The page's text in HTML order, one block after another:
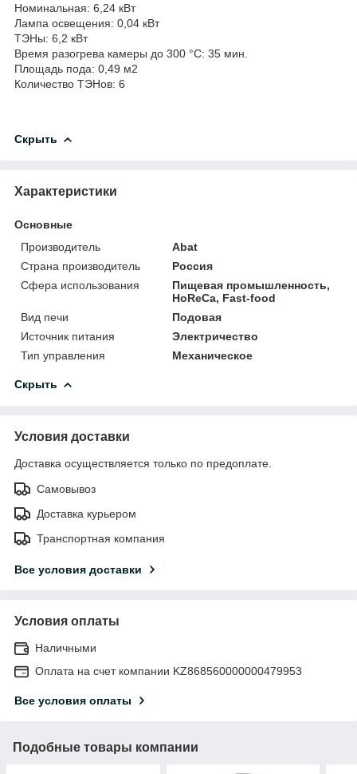
Номинальная: 6,24 кВт
Лампа освещения: 0,04 кВт
ТЭНы: 6,2 кВт
Время разогрева камеры до 300 °С: 35 мин.
Площадь пода: 0,49 м2
Количество ТЭНов: 6
Скрыть
Характеристики
Основные
Производитель
Abat
Страна производитель
Россия
Сфера использования
Пищевая промышленность,
HoReCa, Fast-food
Вид печи
Подовая
Источник питания
Электричество
Тип управления
Механическое
Скрыть
Условия доставки
Доставка осуществляется только по предоплате.
Самовывоз
Доставка курьером
Транспортная компания
Все условия доставки
Условия оплаты
Наличными
Оплата на счет компании KZ868560000000479953
Все условия оплаты
Подобные товары компании